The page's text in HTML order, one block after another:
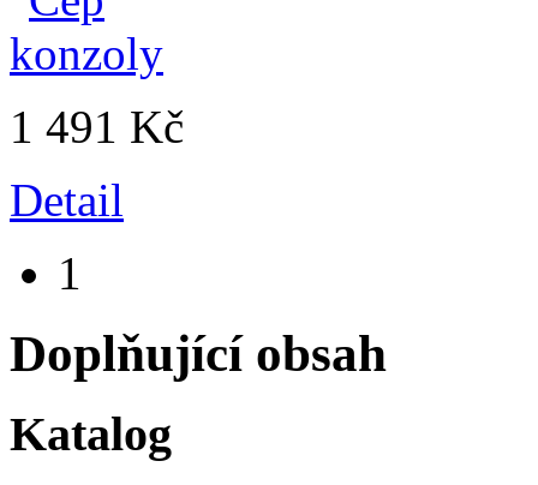
1 491 Kč
Detail
1
Doplňující obsah
Katalog